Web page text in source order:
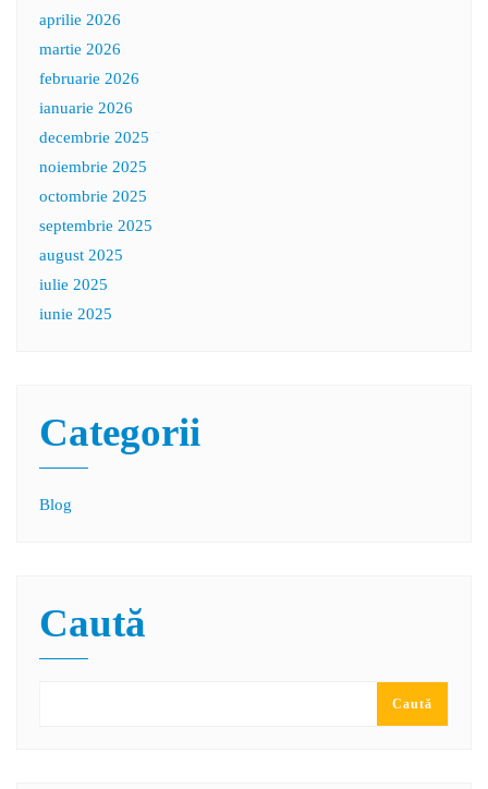
aprilie 2026
martie 2026
februarie 2026
ianuarie 2026
decembrie 2025
noiembrie 2025
octombrie 2025
septembrie 2025
august 2025
iulie 2025
iunie 2025
Categorii
Blog
Caută
Caută